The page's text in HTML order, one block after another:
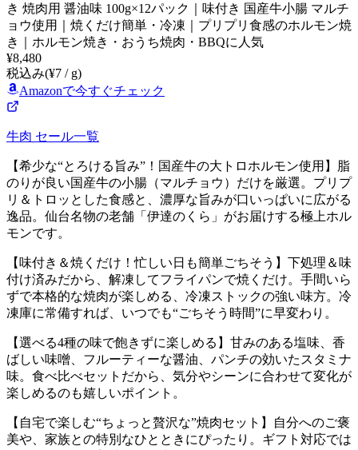
き 焼肉用 醤油味 100g×12パック｜味付き 国産牛小腸 マルチ
ョウ使用｜焼くだけ簡単・冷凍｜プリプリ食感のホルモン焼
き｜ホルモン焼き・おうち焼肉・BBQに人気
¥8,480
税込み(¥7 / g)
Amazonで今すぐチェック
牛肉 セール一覧
【希少な“とろける旨み”！国産牛の大トロホルモン使用】脂
のりが良い国産牛の小腸（マルチョウ）だけを厳選。プリプ
リ＆トロッとした食感と、濃厚な旨みが口いっぱいに広がる
逸品。仙台名物の老舗「伊達のくら」がお届けする極上ホル
モンです。
【味付き＆焼くだけ！忙しい日も簡単ごちそう】下処理＆味
付け済みだから、解凍してフライパンで焼くだけ。手間いら
ずで本格的な焼肉が楽しめる、冷凍ストックの強い味方。冷
凍庫に常備すれば、いつでも“ごちそう時間”に早変わり。
【選べる4種の味で飽きずに楽しめる】甘みのある塩味、香
ばしい味噌、フルーティーな醤油、パンチの効いたスタミナ
味。食べ比べセットだから、気分やシーンに合わせて変化が
楽しめるのも嬉しいポイント。
【自宅で楽しむ“ちょっと贅沢な”焼肉セット】自分へのご褒
美や、家族との特別なひとときにぴったり。ギフト対応では